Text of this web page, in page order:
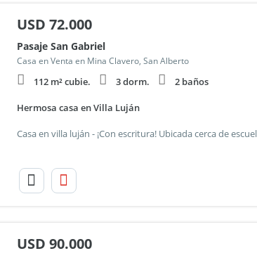
USD 72.000
Pasaje San Gabriel
Casa en Venta en Mina Clavero, San Alberto
112 m² cubie. 3 dorm. 2 baños
Hermosa casa en Villa Luján
USD 90.000